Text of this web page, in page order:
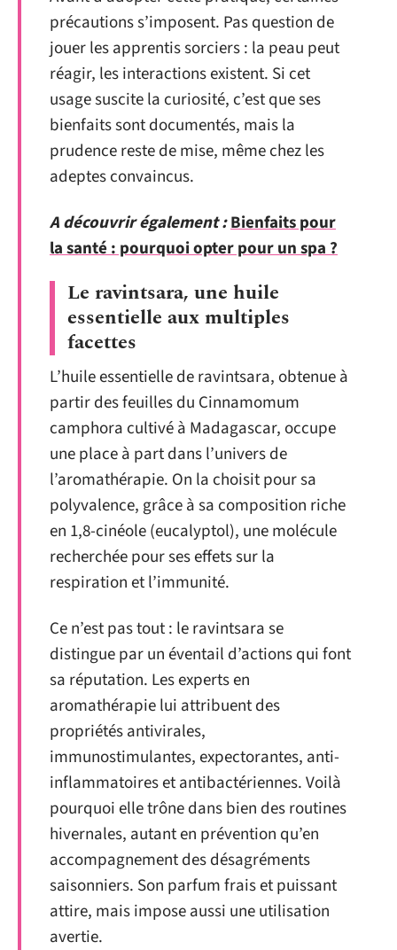
précautions s’imposent. Pas question de
jouer les apprentis sorciers : la peau peut
réagir, les interactions existent. Si cet
usage suscite la curiosité, c’est que ses
bienfaits sont documentés, mais la
prudence reste de mise, même chez les
adeptes convaincus.
A découvrir également :Bienfaits pour
la santé : pourquoi opter pour un spa ?
Le ravintsara, une huile
essentielle aux multiples
facettes
L’huile essentielle de ravintsara, obtenue à
partir des feuilles du Cinnamomum
camphora cultivé à Madagascar, occupe
une place à part dans l’univers de
l’aromathérapie. On la choisit pour sa
polyvalence, grâce à sa composition riche
en 1,8-cinéole (eucalyptol), une molécule
recherchée pour ses effets sur la
respiration et l’immunité.
Ce n’est pas tout : le ravintsara se
distingue par un éventail d’actions qui font
sa réputation. Les experts en
aromathérapie lui attribuent des
propriétés antivirales,
immunostimulantes, expectorantes, anti-
inflammatoires et antibactériennes. Voilà
pourquoi elle trône dans bien des routines
hivernales, autant en prévention qu’en
accompagnement des désagréments
saisonniers. Son parfum frais et puissant
attire, mais impose aussi une utilisation
avertie.